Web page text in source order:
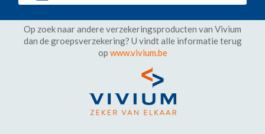
Op zoek naar andere verzekeringsproducten van Vivium
dan de groepsverzekering? U vindt alle informatie terug
op www.vivium.be